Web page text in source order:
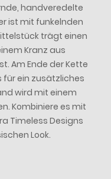
handveredelte
ist mit funkelnden
trägt einen
Kranz aus
Am Ende der Kette
für ein zusätzliches
wird mit einem
Kombiniere es mit
Timeless Designs
Look.